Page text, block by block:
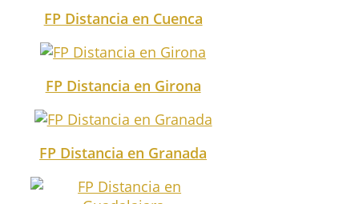
FP Distancia en Cuenca
FP Distancia en Girona
FP Distancia en Granada